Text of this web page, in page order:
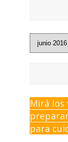
Mirá los
para